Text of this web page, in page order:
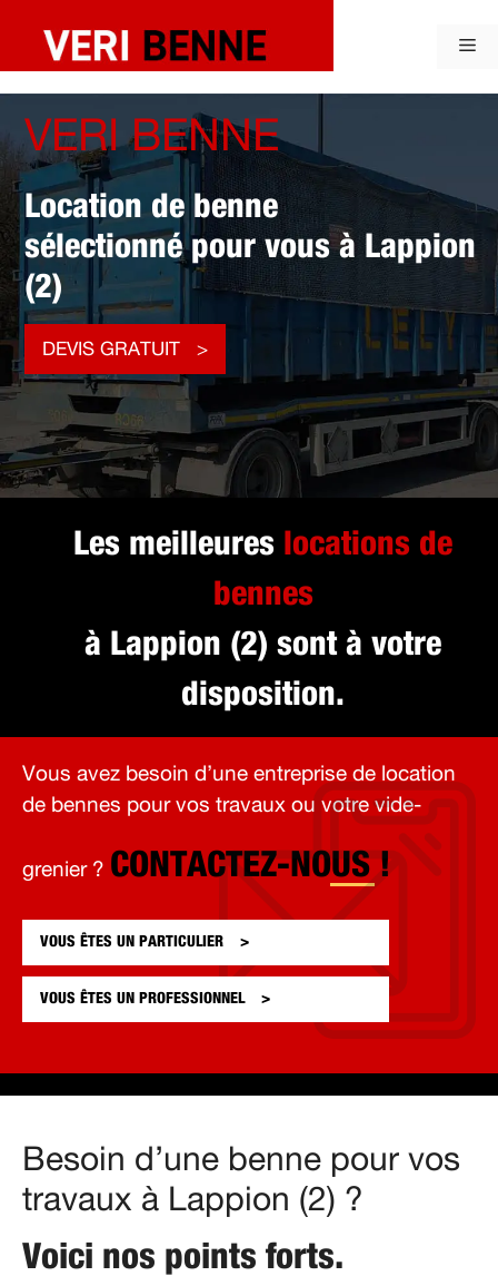
contenu
VERI BENNE
Location de benne
sélectionné pour vous à Lappion
(2)
DEVIS GRATUIT
Les meilleures locations de
bennes
à Lappion (2) sont à votre
disposition.
Vous avez besoin d’une entreprise de location
de bennes pour vos travaux ou votre vide-
grenier ? CONTACTEZ-NOUS !
VOUS ÊTES UN PARTICULIER
VOUS ÊTES UN PROFESSIONNEL
Besoin d’une benne pour vos
travaux à Lappion (2) ?
Voici nos points forts.